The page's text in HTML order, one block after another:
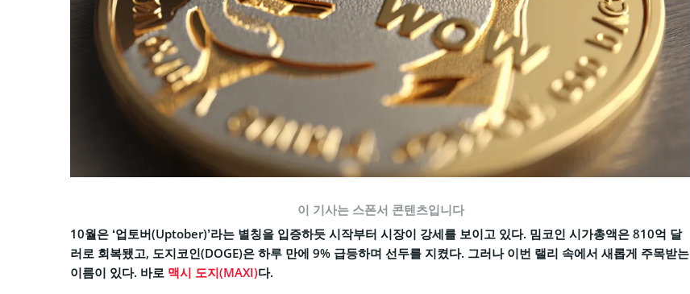
이 기사는 스폰서 콘텐츠입니다
10월은 ‘업토버(Uptober)’라는 별칭을 입증하듯 시작부터 시장이 강세를 보이고 있다. 밈코인 시가총액은 810억 달
러로 회복됐고, 도지코인(DOGE)은 하루 만에 9% 급등하며 선두를 지켰다. 그러나 이번 랠리 속에서 새롭게 주목받는
이름이 있다. 바로 맥시 도지(MAXI)다.